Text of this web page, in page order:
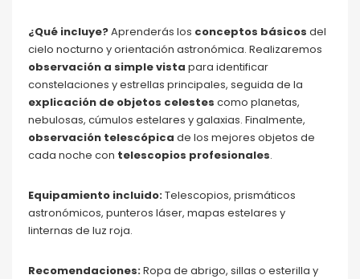
¿Qué incluye?Aprenderás los conceptos básicos del
cielo nocturno y orientación astronómica. Realizaremos
observación a simple vista para identificar
constelaciones y estrellas principales, seguida de la
explicación de objetos celestes como planetas,
nebulosas, cúmulos estelares y galaxias. Finalmente,
observación telescópica de los mejores objetos de
cada noche con telescopios profesionales.
Equipamiento incluido:Telescopios, prismáticos
astronómicos, punteros láser, mapas estelares y
linternas de luz roja.
Recomendaciones:Ropa de abrigo, sillas o esterilla y